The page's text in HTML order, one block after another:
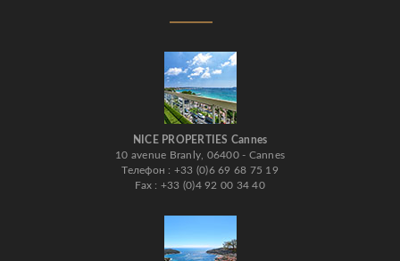
NICE PROPERTIES Cannes
10 avenue Branly, 06400 - Cannes
Телефон : +33 (0)6 69 68 75 19
Fax : +33 (0)4 92 00 34 40